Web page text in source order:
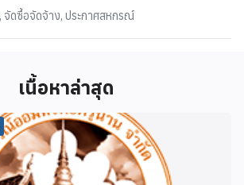
, จัดซื้อจัดจ้าง, ประกาศสหกรณ์
เนื้อหาล่าสุด